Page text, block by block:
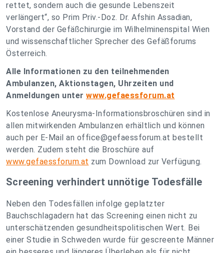
rettet, sondern auch die gesunde Lebenszeit
verlängert“, so Prim Priv.-Doz. Dr. Afshin Assadian,
Vorstand der Gefäßchirurgie im Wilhelminenspital Wien
und wissenschaftlicher Sprecher des Gefäßforums
Österreich.
Alle Informationen zu den teilnehmenden
Ambulanzen, Aktionstagen, Uhrzeiten und
Anmeldungen unter www.gefaessforum.at
Kostenlose Aneurysma-Informationsbroschüren sind in
allen mitwirkenden Ambulanzen erhältlich und können
auch per E-Mail an office@gefaessforum.at bestellt
werden. Zudem steht die Broschüre auf
www.gefaessforum.at zum Download zur Verfügung.
Screening verhindert unnötige Todesfälle
Neben den Todesfällen infolge geplatzter
Bauchschlagadern hat das Screening einen nicht zu
unterschätzenden gesundheitspolitischen Wert. Bei
einer Studie in Schweden wurde für gescreente Männer